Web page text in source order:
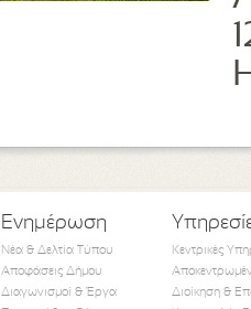
Ενημέρωση
Νέα & Δελτία Τύπου
Αποφάσεις Δήμου
Διαγωνισμοί & Έργα
Κεντρικές
Διοίκηση &